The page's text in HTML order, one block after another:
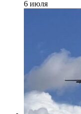
6 июля